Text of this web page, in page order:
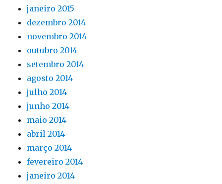
janeiro 2015
dezembro 2014
novembro 2014
outubro 2014
setembro 2014
agosto 2014
julho 2014
junho 2014
maio 2014
abril 2014
março 2014
fevereiro 2014
janeiro 2014